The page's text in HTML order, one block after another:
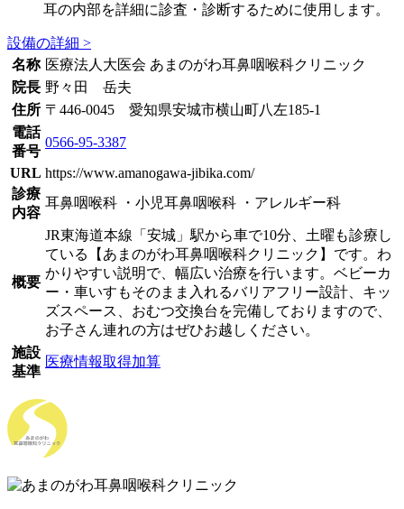
耳の内部を詳細に診査・診断するために使用します。
設備の詳細 >
名称 医療法人大医会 あまのがわ耳鼻咽喉科クリニック
院長 野々田 岳夫
住所 〒446-0045 愛知県安城市横山町八左185-1
電話
番号
0566-95-3387
URL https://www.amanogawa-jibika.com/
診療
内容
耳鼻咽喉科 ・小児耳鼻咽喉科 ・アレルギー科
概要
JR東海道本線「安城」駅から車で10分、土曜も診療し
ている【あまのがわ耳鼻咽喉科クリニック】です。わ
かりやすい説明で、幅広い治療を行います。ベビーカ
ー・車いすもそのまま入れるバリアフリー設計、キッ
ズスペース、おむつ交換台を完備しておりますので、
お子さん連れの方はぜひお越しください。
施設
基準
医療情報取得加算